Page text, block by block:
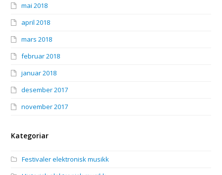
mai 2018
april 2018
mars 2018
februar 2018
januar 2018
desember 2017
november 2017
Kategoriar
Festivaler elektronisk musikk